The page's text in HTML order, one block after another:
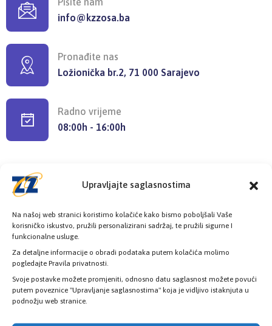
Upravljajte saglasnostima
Na našoj web stranici koristimo kolačiće kako bismo poboljšali Vaše
korisničko iskustvo, pružili personalizirani sadržaj, te pružili sigurne I
funkcionalne usluge.
Za detaljne informacije o obradi podataka putem kolačića molimo
pogledajte Pravila privatnosti.
Svoje postavke možete promjeniti, odnosno datu saglasnost možete povući
putem poveznice "Upravljanje saglasnostima" koja je vidljivo istaknjuta u
podnožju web stranice.
info@kzzosa.ba
Pronađite nas
Ložionička br.2, 71 000 Sarajevo
Radno vrijeme
08:00h - 16:00h
Provjerite status vaše elektronske
zdravstvene kartice
PROVJERITE STATUS